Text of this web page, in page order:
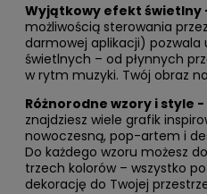
Wyjątkowy efekt świetlny
możliwością sterowania
darmowej aplikacji) pozwala
świetlnych – od płynnych
w rytm muzyki. Twój obraz
Różnorodne wzory i style -
znajdziesz wiele grafik
nowoczesną, pop-artem i
Do każdego wzoru możesz
trzech kolorów – wszystko
dekorację do Twojej